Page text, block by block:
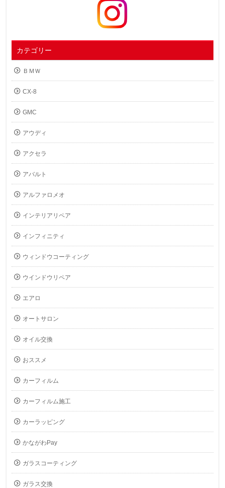
カテゴリー
ＢＭＷ
CX-8
GMC
アウディ
アクセラ
アバルト
アルファロメオ
インテリアリペア
インフィニティ
ウィンドウコーティング
ウインドウリペア
エアロ
オートサロン
オイル交換
おススメ
カーフィルム
カーフィルム施工
カーラッピング
かながわPay
ガラスコーティング
ガラス交換